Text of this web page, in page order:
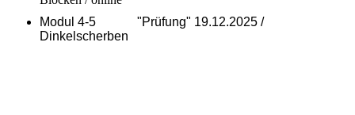
Modul 4-5 "Prüfung" 19.12.2025 /
Dinkelscherben